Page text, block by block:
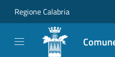
Regione Calabria